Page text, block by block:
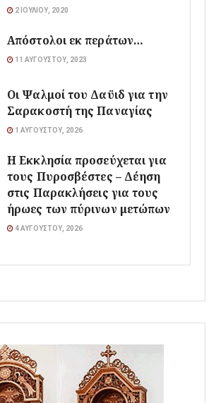
2 ΙΟΥΛΊΟΥ, 2020
Απόστολοι εκ περάτων…
11 ΑΥΓΟΎΣΤΟΥ, 2023
Οι Ψαλμοί του Δαϋιδ για την
Σαρακοστή της Παναγίας
1 ΑΥΓΟΎΣΤΟΥ, 2026
Η Εκκλησία προσεύχεται για
τους Πυροσβέστες – Δέηση
στις Παρακλήσεις για τους
ήρωες των πύρινων μετώπων
4 ΑΥΓΟΎΣΤΟΥ, 2026